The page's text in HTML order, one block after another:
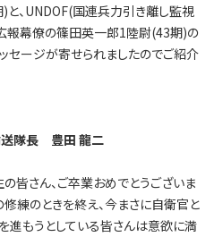
、UNDOF(国連兵力引き離し監視
報幕僚の篠田英一郎1陸尉(43期)の
セージが寄せられましたのでご紹介
送隊長 豊田 龍二
皆さん、ご卒業おめでとうございま
修練のときを終え、今まさに自衛官と
進もうとしている皆さんは意欲に満